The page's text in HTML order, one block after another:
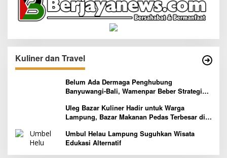
Kuliner dan Travel
Belum Ada Dermaga Penghubung
Banyuwangi-Bali, Wamenpar Beber Strategi
Uleg Bazar Kuliner Hadir untuk Warga
Lampung, Bazar Makanan Pedas Terbesar di
Umbul Helau Lampung Suguhkan Wisata
Edukasi Alternatif